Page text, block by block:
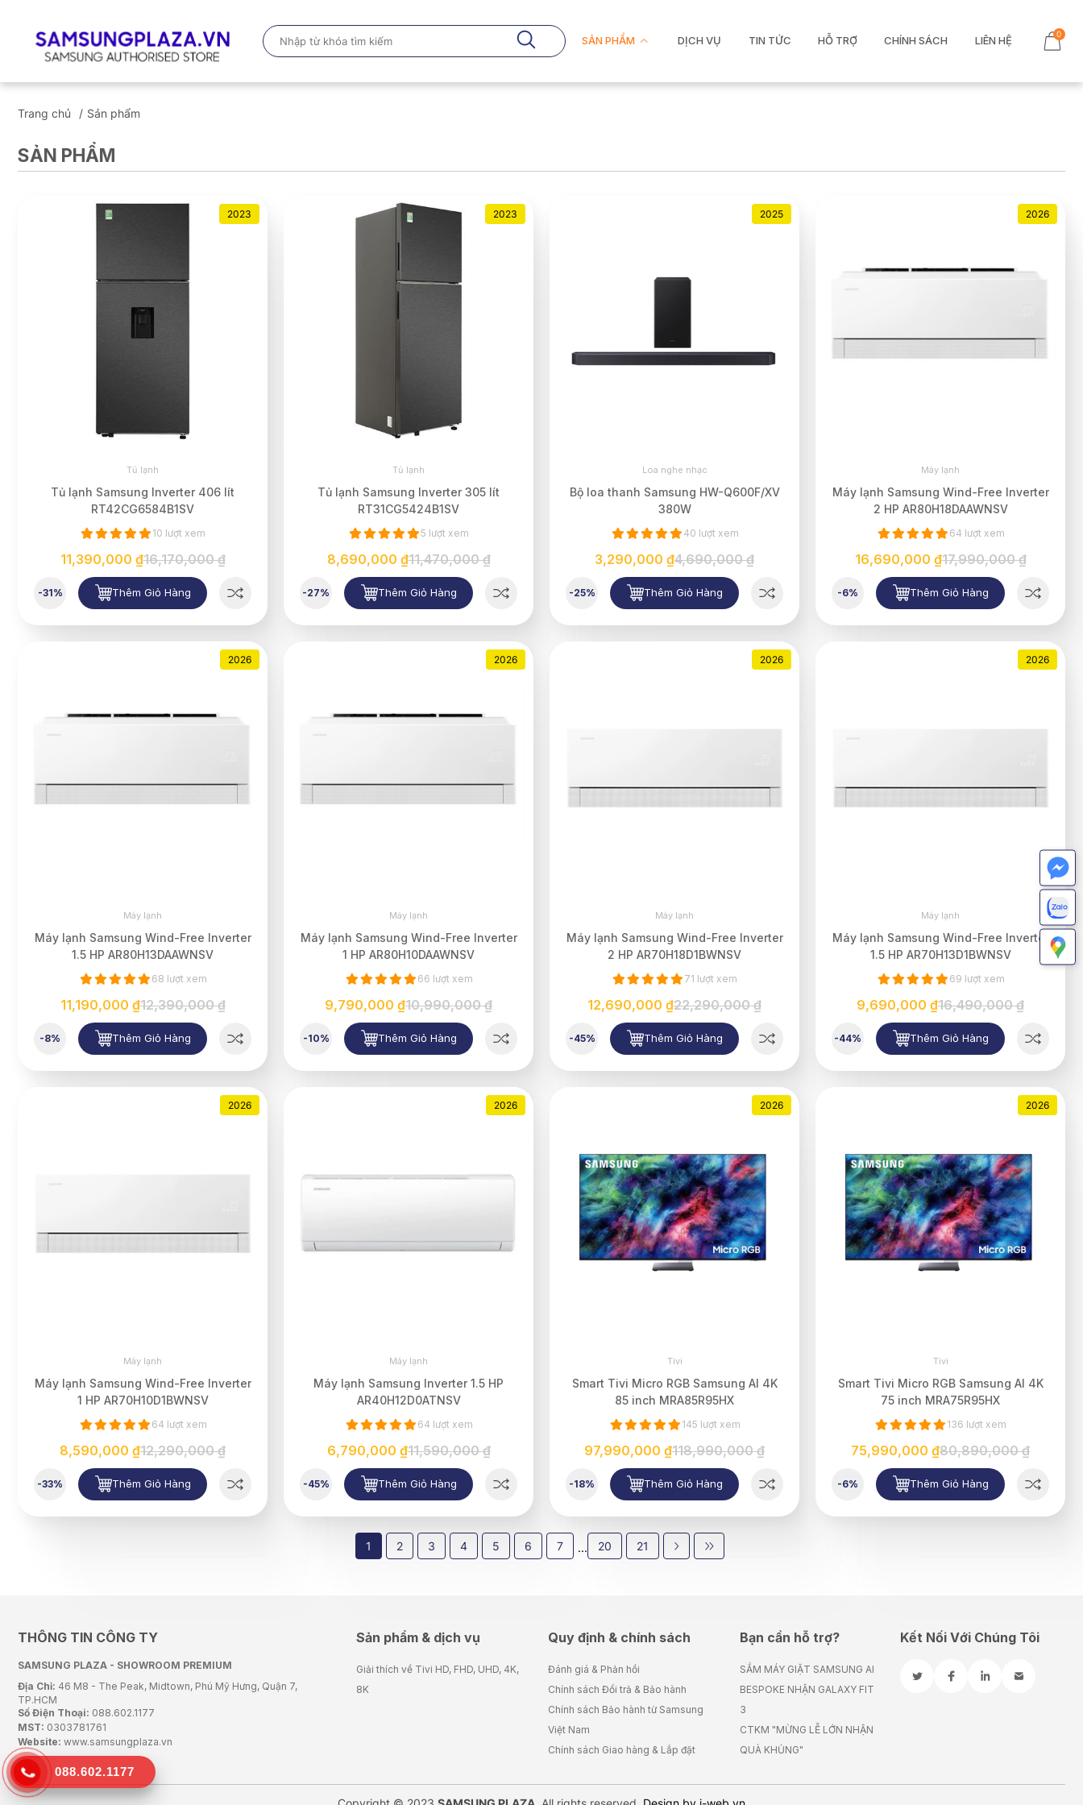
SẢN PHẨM DỊCH VỤ TIN TỨC HỖ TRỢ CHÍNH SÁCH LIÊN HỆ 0
Trang chủ Sản phẩm
SẢN PHẨM
2023
Tủ lạnh
Tủ lạnh Samsung Inverter 406 lít
RT42CG6584B1SV
10 lượt xem
11,390,000 ₫16,170,000 ₫
-31% Thêm Giỏ Hàng
2023
Tủ lạnh
Tủ lạnh Samsung Inverter 305 lít
RT31CG5424B1SV
5 lượt xem
8,690,000 ₫11,470,000 ₫
-27% Thêm Giỏ Hàng
2025
Loa nghe nhạc
Bộ loa thanh Samsung HW-Q600F/XV
380W
40 lượt xem
3,290,000 ₫4,690,000 ₫
-25% Thêm Giỏ Hàng
2026
Máy lạnh
Máy lạnh Samsung Wind-Free Inverter
2 HP AR80H18DAAWNSV
64 lượt xem
16,690,000 ₫17,990,000 ₫
-6% Thêm Giỏ Hàng
2026
Máy lạnh
Máy lạnh Samsung Wind-Free Inverter
1.5 HP AR80H13DAAWNSV
68 lượt xem
11,190,000 ₫12,390,000 ₫
-8% Thêm Giỏ Hàng
2026
Máy lạnh
Máy lạnh Samsung Wind-Free Inverter
1 HP AR80H10DAAWNSV
66 lượt xem
9,790,000 ₫10,990,000 ₫
-10% Thêm Giỏ Hàng
2026
Máy lạnh
Máy lạnh Samsung Wind-Free Inverter
2 HP AR70H18D1BWNSV
71 lượt xem
12,690,000 ₫22,290,000 ₫
-45% Thêm Giỏ Hàng
2026
Máy lạnh
Máy lạnh Samsung Wind-Free Inverter
1.5 HP AR70H13D1BWNSV
69 lượt xem
9,690,000 ₫16,490,000 ₫
-44% Thêm Giỏ Hàng
2026
Máy lạnh
Máy lạnh Samsung Wind-Free Inverter
1 HP AR70H10D1BWNSV
64 lượt xem
8,590,000 ₫12,290,000 ₫
-33% Thêm Giỏ Hàng
2026
Máy lạnh
Máy lạnh Samsung Inverter 1.5 HP
AR40H12D0ATNSV
64 lượt xem
6,790,000 ₫11,590,000 ₫
-45% Thêm Giỏ Hàng
2026
Tivi
Smart Tivi Micro RGB Samsung AI 4K
85 inch MRA85R95HX
145 lượt xem
97,990,000 ₫118,990,000 ₫
-18% Thêm Giỏ Hàng
2026
Tivi
Smart Tivi Micro RGB Samsung AI 4K
75 inch MRA75R95HX
136 lượt xem
75,990,000 ₫80,890,000 ₫
-6% Thêm Giỏ Hàng
1 2 3 4 5 6 7 ... 20 21
THÔNG TIN CÔNG TY
SAMSUNG PLAZA - SHOWROOM PREMIUM
Địa Chỉ: 46 M8 - The Peak, Midtown, Phú Mỹ Hưng, Quận 7,
TP.HCM
Số Điện Thoại: 088.602.1177
MST: 0303781761
Website: www.samsungplaza.vn
Sản phẩm & dịch vụ
Giải thích về Tivi HD, FHD, UHD, 4K,
8K
Quy định & chính sách
Đánh giá & Phản hồi
Chính sách Đổi trả & Bảo hành
Chính sách Bảo hành từ Samsung
Việt Nam
Chính sách Giao hàng & Lắp đặt
Bạn cần hỗ trợ?
SẮM MÁY GIẶT SAMSUNG AI
BESPOKE NHẬN GALAXY FIT
3
CTKM "MỪNG LỄ LỚN NHẬN
QUÀ KHỦNG"
Kết Nối Với Chúng Tôi
088.602.1177